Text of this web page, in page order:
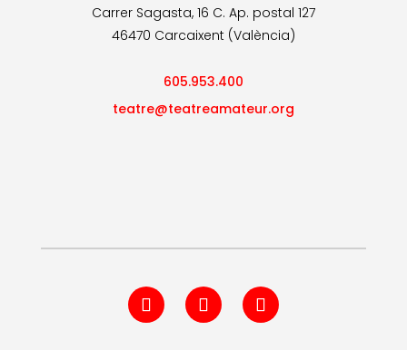
Carrer Sagasta, 16 C. Ap. postal 127
46470 Carcaixent (València)
605.953.400
teatre@teatreamateur.org